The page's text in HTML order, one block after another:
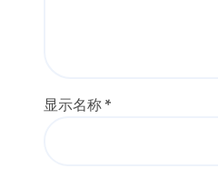
显示名称 *